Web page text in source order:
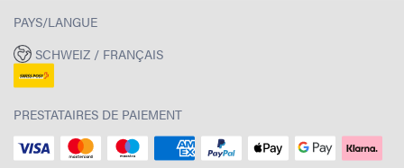
PAYS/LANGUE
SCHWEIZ / FRANÇAIS
PRESTATAIRES DE PAIEMENT